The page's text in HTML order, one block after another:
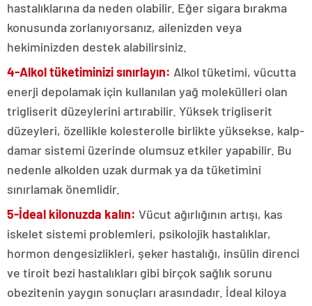
hastalıklarına da neden olabilir. Eğer sigara bırakma
konusunda zorlanıyorsanız, ailenizden veya
hekiminizden destek alabilirsiniz.
4-Alkol tüketiminizi sınırlayın: Alkol tüketimi, vücutta
enerji depolamak için kullanılan yağ molekülleri olan
trigliserit düzeylerini artırabilir. Yüksek trigliserit
düzeyleri, özellikle kolesterolle birlikte yüksekse, kalp-
damar sistemi üzerinde olumsuz etkiler yapabilir. Bu
nedenle alkolden uzak durmak ya da tüketimini
sınırlamak önemlidir.
5-İdeal kilonuzda kalın: Vücut ağırlığının artışı, kas
iskelet sistemi problemleri, psikolojik hastalıklar,
hormon dengesizlikleri, şeker hastalığı, insülin direnci
ve tiroit bezi hastalıkları gibi birçok sağlık sorunu
obezitenin yaygın sonuçları arasındadır. İdeal kiloya